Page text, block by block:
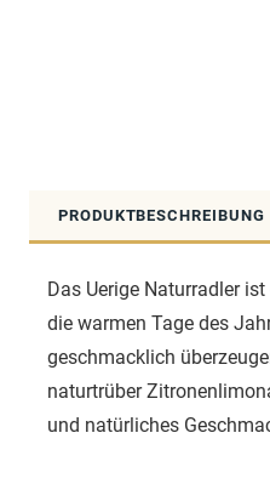
PRODUKTBESCHREIBUNG
Das Uerige Naturradler
die warmen Tage des
geschmacklich
naturtrüber
und natürliches